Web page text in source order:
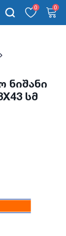
0 0
ნიშანი
სმ